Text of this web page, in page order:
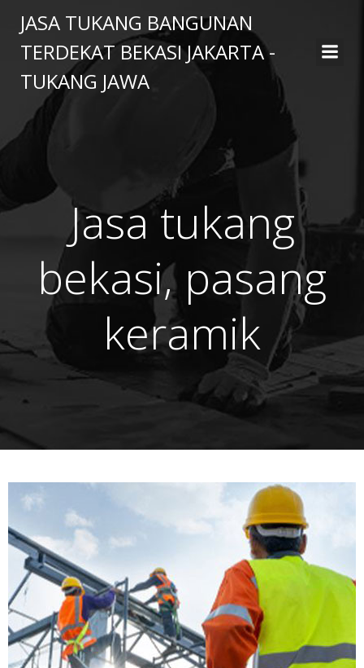
to
content
JASA TUKANG BANGUNAN
TERDEKAT BEKASI JAKARTA -
TUKANG JAWA
Jasa tukang
bekasi, pasang
keramik